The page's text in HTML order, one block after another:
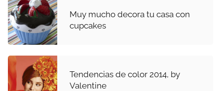
Muy mucho decora tu casa con
cupcakes
Tendencias de color 2014, by
Valentine